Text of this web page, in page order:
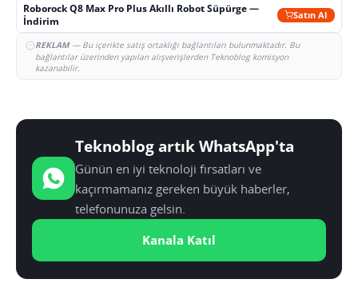
Roborock Q8 Max Pro Plus Akıllı Robot Süpürge —
İndirim
Satın Al
REKLAM— Bu içerikte satış ortaklığı bağlantıları bulunmaktadır. Bu
bağlantılar üzerinden yapılan alışverişlerden Teknoblog komisyon
kazanabilir.
Teknoblog artık WhatsApp'ta
Günün en iyi teknoloji fırsatları ve
kaçırmamanız gereken büyük haberler,
telefonunuza gelsin.
Kanala Katıl